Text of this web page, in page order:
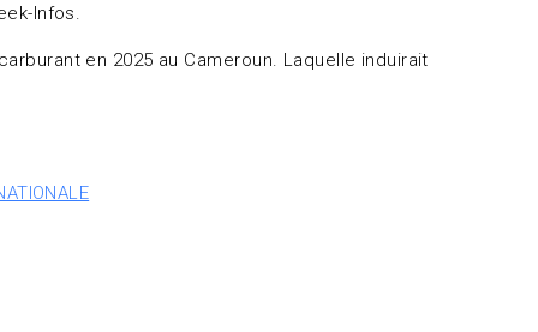
Infos.
en 2025 au Cameroun. Laquelle induirait